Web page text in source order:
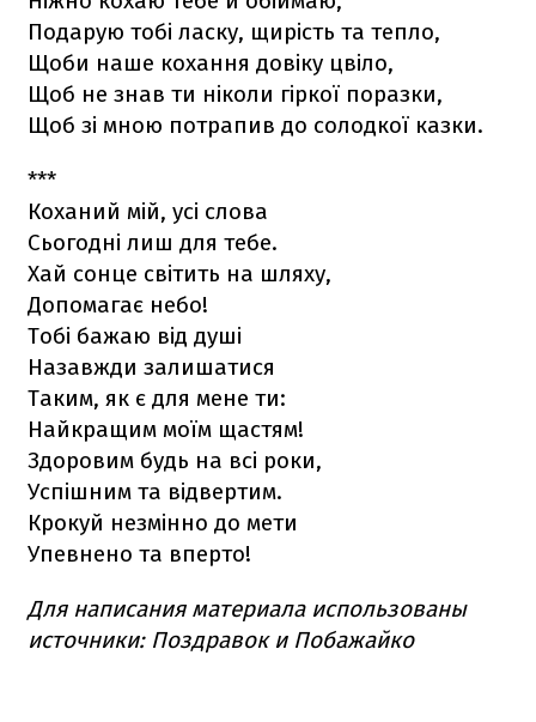
Подарую тобі ласку, щирість та тепло,
Щоби наше кохання довіку цвіло,
Щоб не знав ти ніколи гіркої поразки,
Щоб зі мною потрапив до солодкої казки.
***
Коханий мій, усі слова
Сьогодні лиш для тебе.
Хай сонце світить на шляху,
Допомагає небо!
Тобі бажаю від душі
Назавжди залишатися
Таким, як є для мене ти:
Найкращим моїм щастям!
Здоровим будь на всі роки,
Успішним та відвертим.
Крокуй незмінно до мети
Упевнено та вперто!
Для написания материала использованы
источники: Поздравок и Побажайко